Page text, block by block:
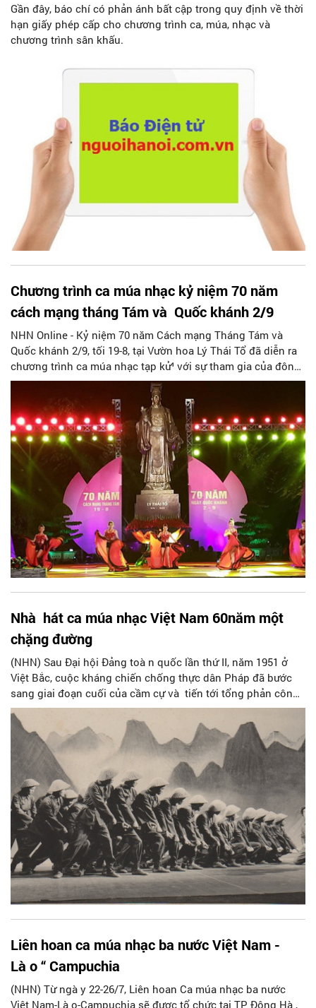
Gần đây, báo chí có phản ánh bất cập trong quy định về thời
hạn giấy phép cấp cho chương trình ca, múa, nhạc và
chương trình sân khấu.
Chương trình ca múa nhạc kỷ niệm 70 năm
cách mạng tháng Tám và Quốc khánh 2/9
NHN Online - Kỷ niệm 70 năm Cách mạng Tháng Tám và
Quốc khánh 2/9, tối 19-8, tại Vườn hoa Lý Thái Tổ đã diễn ra
chương trình ca múa nhạc tạp kử¹ với sự tham gia của đông
đảo diễn viên, nghệ sử¹ tên tuổi của Hà Nội và cả nước.
Chương trình thu hút đông đảo nhân dân Thủ đô, du khách
trong nước và quốc tế đến xem.
Nhà hát ca múa nhạc Việt Nam 60năm một
chặng đường
(NHN) Sau Đại hội Đảng toà n quốc lần thứ II, năm 1951 ở
Việt Bắc, cuộc kháng chiến chống thực dân Pháp đã bước
sang giai đoạn cuối của cầm cự và tiến tới tổng phản công.
Trung ương Đảng và Bác Hồ thấy vai trò văn học nghệ thuật
có vị trí quan trọng là m nhiệm vụ tuyên truyửn và khích lệ,
động viên quân dân ta anh dũng tiến lên già nh thắng lợi,
nên đã phát triển đội ngũ văn học Cách mạng.
Liên hoan ca múa nhạc ba nước Việt Nam -
Là o “ Campuchia
(NHN) Từ ngà y 22-26/7, Liên hoan Ca múa nhạc ba nước
Việt Nam-Là o-Campuchia sẽ được tổ chức tại TP Đông Hà ,